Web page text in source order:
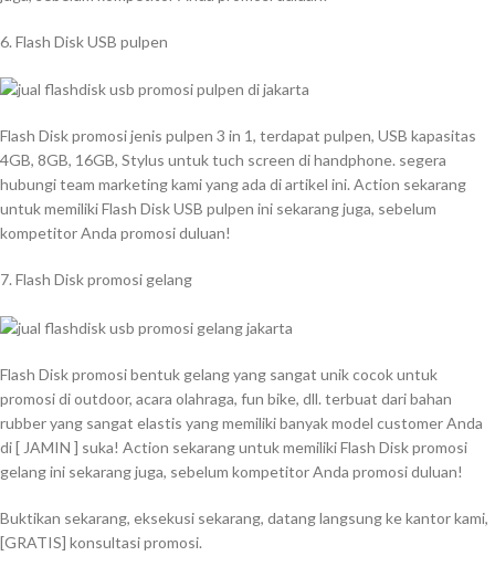
6. Flash Disk USB pulpen
Flash Disk promosi jenis pulpen 3 in 1, terdapat pulpen, USB kapasitas
4GB, 8GB, 16GB, Stylus untuk tuch screen di handphone. segera
hubungi team marketing kami yang ada di artikel ini. Action sekarang
untuk memiliki Flash Disk USB pulpen ini sekarang juga, sebelum
kompetitor Anda promosi duluan!
7. Flash Disk promosi gelang
Flash Disk promosi bentuk gelang yang sangat unik cocok untuk
promosi di outdoor, acara olahraga, fun bike, dll. terbuat dari bahan
rubber yang sangat elastis yang memiliki banyak model customer Anda
di [ JAMIN ] suka! Action sekarang untuk memiliki Flash Disk promosi
gelang ini sekarang juga, sebelum kompetitor Anda promosi duluan!
Buktikan sekarang, eksekusi sekarang, datang langsung ke kantor kami,
[GRATIS] konsultasi promosi.